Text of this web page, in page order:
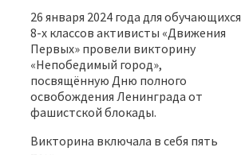
26 января 2024 года для обучающихся
8-х классов активисты «Движения
Первых» провели викторину
«Непобедимый город»,
посвящённую Дню полного
освобождения Ленинграда от
фашистской блокады.
Викторина включала в себя пять